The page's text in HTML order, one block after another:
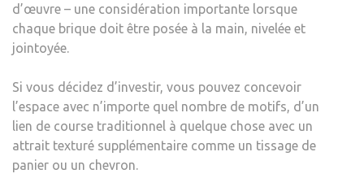
d’œuvre – une considération importante lorsque
chaque brique doit être posée à la main, nivelée et
jointoyée.
Si vous décidez d’investir, vous pouvez concevoir
l’espace avec n’importe quel nombre de motifs, d’un
lien de course traditionnel à quelque chose avec un
attrait texturé supplémentaire comme un tissage de
panier ou un chevron.